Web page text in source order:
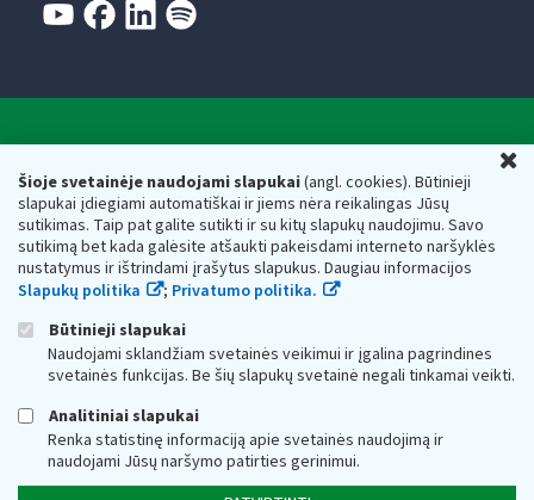
Šioje svetainėje naudojami slapukai(angl. cookies). Būtinieji
slapukai įdiegiami automatiškai ir jiems nėra reikalingas Jūsų
sutikimas. Taip pat galite sutikti ir su kitų slapukų naudojimu. Savo
sutikimą bet kada galėsite atšaukti pakeisdami interneto naršyklės
nustatymus ir ištrindami įrašytus slapukus. Daugiau informacijos
Slapukų politika
; Privatumo politika.
Būtinieji slapukai
Naudojami sklandžiam svetainės veikimui ir įgalina pagrindines
svetainės funkcijas. Be šių slapukų svetainė negali tinkamai veikti.
Analitiniai slapukai
Renka statistinę informaciją apie svetainės naudojimą ir
naudojami Jūsų naršymo patirties gerinimui.
Respublikos finansų ministerijos
Biudžetinė įstaiga. Juridinio asmens kodas — 188659752,
adresas: Vasario 16-osios g. 14, 01107 Vilnius, Lietuva, el.paštas:
vmi@vmi.lt, E. pristatymo dėžutės adresas 188659752
Duomenys apie Valstybinę mokesčių inspekciją prie Lietuvos
Respublikos finansų ministerijos kaupiami ir saugomi Juridinių